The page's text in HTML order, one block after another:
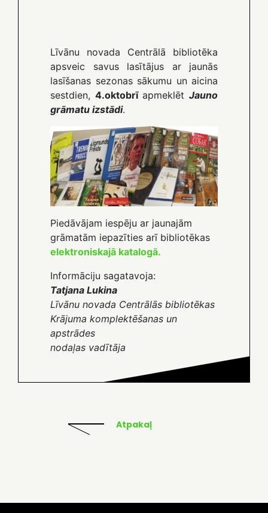
Līvānu novada Centrālā bibliotēka
apsveic savus lasītājus ar jaunās
lasīšanas sezonas sākumu un aicina
sestdien, 4.oktobrīapmeklētJauno
grāmatu izstādi.
Piedāvājam iespēju ar jaunajām
grāmatām iepazīties arī bibliotēkas
elektroniskajā katalogā.
Informāciju sagatavoja:
Tatjana Lukina
Līvānu novada Centrālās bibliotēkas
Krājuma komplektēšanas un
apstrādes
nodaļas vadītāja
Atpakaļ